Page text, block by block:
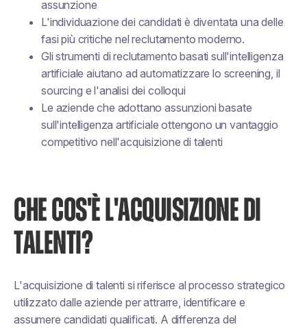
assunzione
L'individuazione dei candidati è diventata una delle
fasi più critiche nel reclutamento moderno.
Gli strumenti di reclutamento basati sull'intelligenza
artificiale aiutano ad automatizzare lo screening, il
sourcing e l'analisi dei colloqui
Le aziende che adottano assunzioni basate
sull'intelligenza artificiale ottengono un vantaggio
competitivo nell'acquisizione di talenti
CHE COS'È L'ACQUISIZIONE DI
TALENTI?
L'acquisizione di talenti si riferisce al processo strategico
utilizzato dalle aziende per attrarre, identificare e
assumere candidati qualificati. A differenza del